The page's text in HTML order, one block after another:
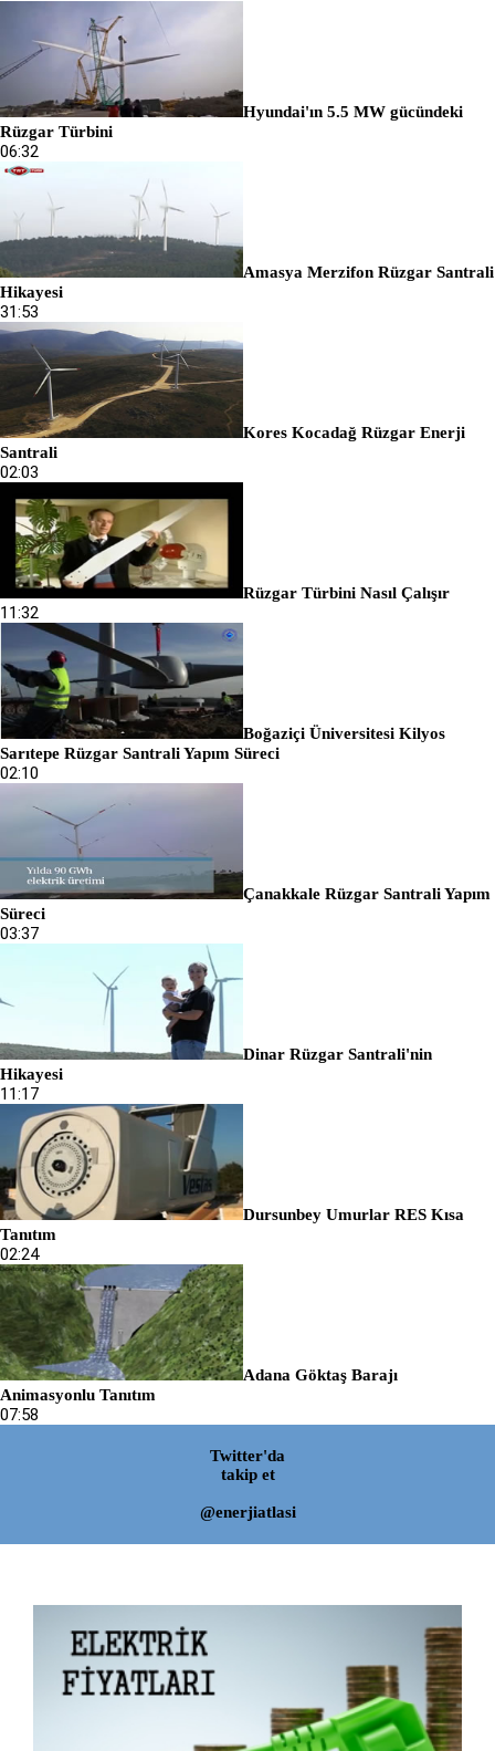
Hyundai'ın 5.5 MW gücündeki
Rüzgar Türbini
06:32
Amasya Merzifon Rüzgar Santrali
Hikayesi
31:53
Kores Kocadağ Rüzgar Enerji
Santrali
02:03
Rüzgar Türbini Nasıl Çalışır
11:32
Boğaziçi Üniversitesi Kilyos
Sarıtepe Rüzgar Santrali Yapım Süreci
02:10
Çanakkale Rüzgar Santrali Yapım
Süreci
03:37
Dinar Rüzgar Santrali'nin
Hikayesi
11:17
Dursunbey Umurlar RES Kısa
Tanıtım
02:24
Adana Göktaş Barajı
Animasyonlu Tanıtım
07:58
Twitter'da
takip et
@enerjiatlasi